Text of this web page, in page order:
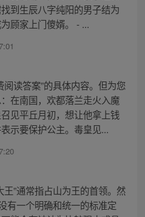
到生辰八字纯阳的男子结为
顾家上门傻婿。 - ...
阅读答案”的具体内容。但为您
在南国，欢都落兰走火入魔
见平丘月初，想让他拿上钱
示要保护公主。毒皇见...
”通常指占山为王的首领。然
有一个明确和统一的标准定